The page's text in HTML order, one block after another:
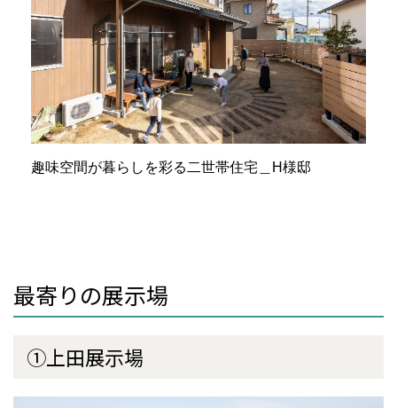
趣味空間が暮らしを彩る二世帯住宅＿H様邸
最寄りの展示場
①上田展示場